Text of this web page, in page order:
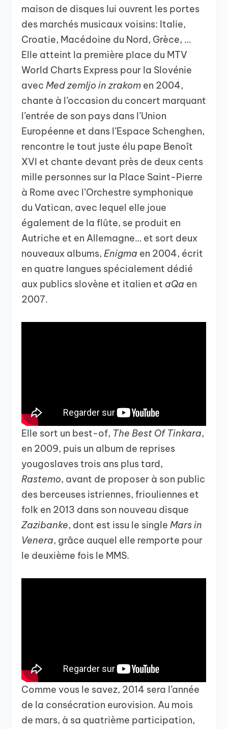
maison de disques lui ouvrent les portes
des marchés musicaux voisins: Italie,
Croatie, Macédoine du Nord, Grèce, …
Elle atteint la première place du MTV
World Charts Express pour la Slovénie
avecMed zemljo in zrakom en 2004,
chante à l’occasion du concert marquant
l’entrée de son pays dans l’Union
Européenne et dans l’Espace Schenghen,
rencontre le tout juste élu pape Benoît
XVI et chante devant près de deux cents
mille personnes sur la Place Saint-Pierre
à Rome avec l’Orchestre symphonique
du Vatican, avec lequel elle joue
également de la flûte, se produit en
Autriche et en Allemagne… et sort deux
nouveaux albums,Enigma en 2004, écrit
en quatre langues spécialement dédié
aux publics slovène et italien et aQa en
2007.
Elle sort un best-of, The Best Of Tinkara,
en 2009, puis un album de reprises
yougoslaves trois ans plus tard,
Rastemo, avant de proposer à son public
des berceuses istriennes, friouliennes et
folk en 2013 dans son nouveau disque
Zazibanke, dont est issu le singleMars in
Venera, grâce auquel elle remporte pour
le deuxième fois le MMS.
Comme vous le savez, 2014 sera l’année
de la consécration eurovision. Au mois
de mars, à sa quatrième participation,